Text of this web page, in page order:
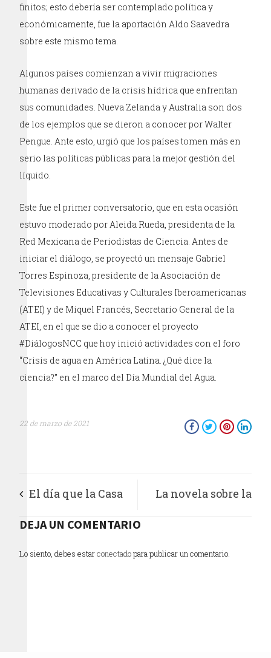
finitos; esto debería ser contemplado política y
económicamente, fue la aportación Aldo Saavedra
sobre este mismo tema.
Algunos países comienzan a vivir migraciones
humanas derivado de la crisis hídrica que enfrentan
sus comunidades. Nueva Zelanda y Australia son dos
de los ejemplos que se dieron a conocer por Walter
Pengue. Ante esto, urgió que los países tomen más en
serio las políticas públicas para la mejor gestión del
líquido.
Este fue el primer conversatorio, que en esta ocasión
estuvo moderado por Aleida Rueda, presidenta de la
Red Mexicana de Periodistas de Ciencia. Antes de
iniciar el diálogo, se proyectó un mensaje Gabriel
Torres Espinoza, presidente de la Asociación de
Televisiones Educativas y Culturales Iberoamericanas
(ATEI) y de Miquel Francés, Secretario General de la
ATEI, en el que se dio a conocer el proyecto
#DiálogosNCC que hoy inició actividades con el foro
“Crisis de agua en América Latina. ¿Qué dice la
ciencia?” en el marco del Día Mundial del Agua.
22 de marzo de 2021
El día que la Casa
Blanca apagó sus
luces
La novela sobre la
mujer que conquistó
a Napoleón
DEJA UN COMENTARIO
Lo siento, debes estarconectadopara publicar un comentario.